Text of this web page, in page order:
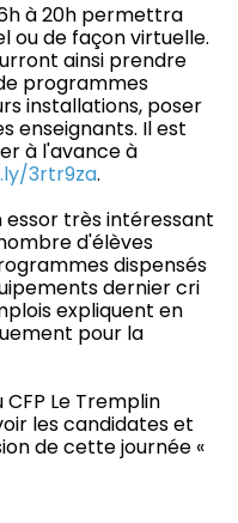
à 20h permettra
ou de façon virtuelle.
ainsi prendre
programmes
installations, poser
enseignants. Il est
à l'avance à
3rtr9za.
essor très intéressant
d'élèves
dispensés
dernier cri
expliquent en
pour la
Le Tremplin
les candidates et
de cette journée «